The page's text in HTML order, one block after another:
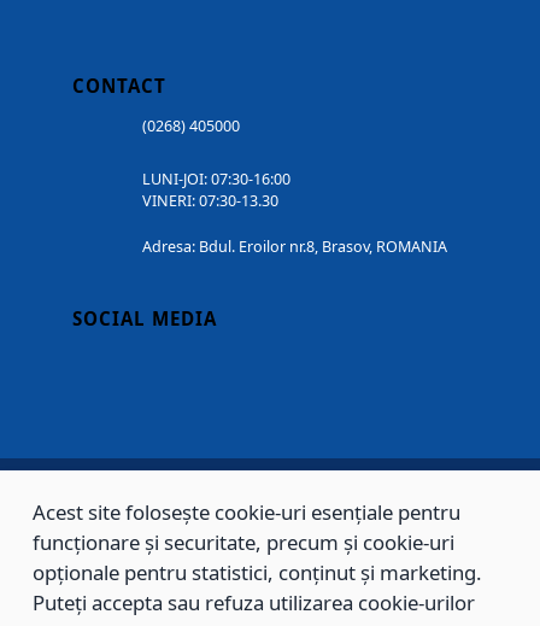
CONTACT
(0268) 405000
LUNI-JOI: 07:30-16:00
VINERI: 07:30-13.30
Adresa: Bdul. Eroilor nr.8, Brasov, ROMANIA
SOCIAL MEDIA
Copyright © 2002 - 2026 - PRIMĂRIA MUNICIPIULUI BRAȘOV, toate drepturile
rezervate.
Acest site folosește cookie-uri esențiale pentru
funcționare și securitate, precum și cookie-uri
opționale pentru statistici, conținut și marketing.
Puteți accepta sau refuza utilizarea cookie-urilor